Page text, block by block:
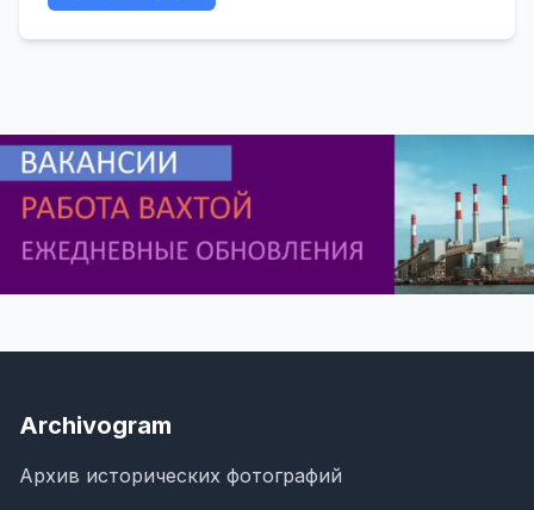
Archivogram
Архив исторических фотографий